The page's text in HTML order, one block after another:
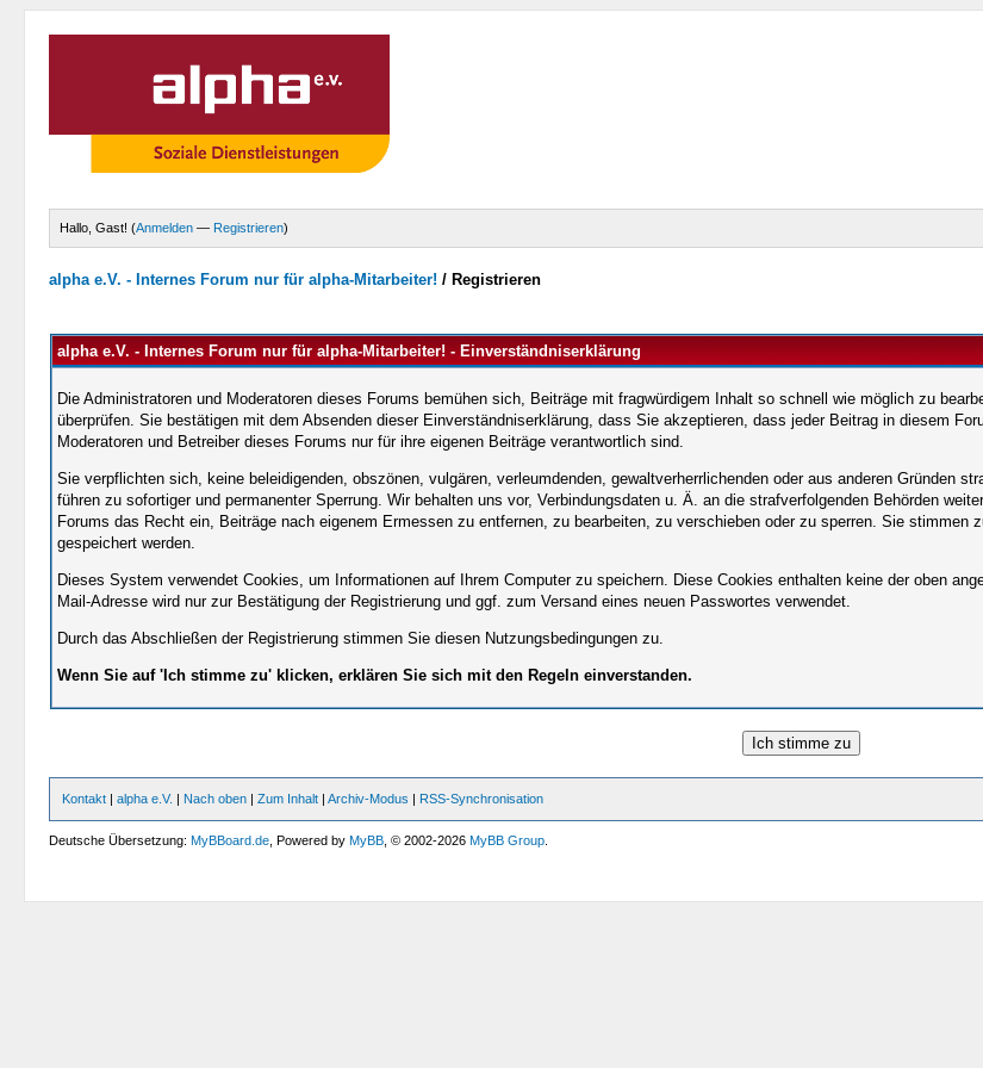
Hallo, Gast! (Anmelden — Registrieren)
alpha e.V. - Internes Forum nur für alpha-Mitarbeiter! / Registrieren
alpha e.V. - Internes Forum nur für alpha-Mitarbeiter! - Einverständniserklärung
Die Administratoren und Moderatoren dieses Forums bemühen sich, Beiträge mit fragwürdigem Inhalt so schnell wie möglich zu
überprüfen. Sie bestätigen mit dem Absenden dieser Einverständniserklärung, dass Sie akzeptieren, dass jeder Beitrag in diesem
Moderatoren und Betreiber dieses Forums nur für ihre eigenen Beiträge verantwortlich sind.
Sie verpflichten sich, keine beleidigenden, obszönen, vulgären, verleumdenden, gewaltverherrlichenden oder aus anderen Gründen
führen zu sofortiger und permanenter Sperrung. Wir behalten uns vor, Verbindungsdaten u. Ä. an die strafverfolgenden Behörden
Forums das Recht ein, Beiträge nach eigenem Ermessen zu entfernen, zu bearbeiten, zu verschieben oder zu sperren. Sie stimmen
gespeichert werden.
Dieses System verwendet Cookies, um Informationen auf Ihrem Computer zu speichern. Diese Cookies enthalten keine der oben
Mail-Adresse wird nur zur Bestätigung der Registrierung und ggf. zum Versand eines neuen Passwortes verwendet.
Durch das Abschließen der Registrierung stimmen Sie diesen Nutzungsbedingungen zu.
Wenn Sie auf 'Ich stimme zu' klicken, erklären Sie sich mit den Regeln einverstanden.
Kontakt |alpha e.V. | Nach oben |Zum Inhalt |Archiv-Modus | RSS-Synchronisation
Deutsche Übersetzung:MyBBoard.de , Powered byMyBB , © 2002-2026MyBB Group